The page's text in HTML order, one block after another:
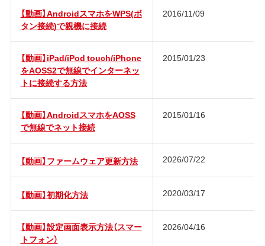
【動画】AndroidスマホをWPS(ボ
タン接続)で親機に接続
2016/11/09
【動画】iPad/iPod touch/iPhone
をAOSS2で無線でインターネッ
トに接続する方法
2015/01/23
【動画】AndroidスマホをAOSS
で無線でネット接続
2015/01/16
【動画】ファームウェア更新方法 2026/07/22
【動画】初期化方法 2020/03/17
【動画】設定画面表示方法（スマー
トフォン）
2026/04/16